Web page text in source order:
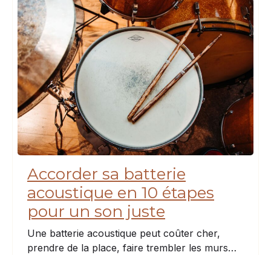
Accorder sa batterie
acoustique en 10 étapes
pour un son juste
Une batterie acoustique peut coûter cher,
prendre de la place, faire trembler les murs…